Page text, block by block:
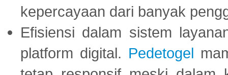
kepercayaan dari banyak
Efisiensi dalam sistem
platform digital. Pedetogel